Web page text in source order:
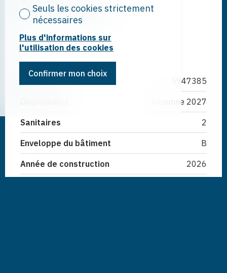
Caractéristiques
5947385
Automne 2027
Sanitaires 2
Enveloppe du bâtiment B
Année de construction 2026
Seuls les cookies strictement
nécessaires
Plus d'informations sur
l'utilisation des cookies
Confirmer mon choix